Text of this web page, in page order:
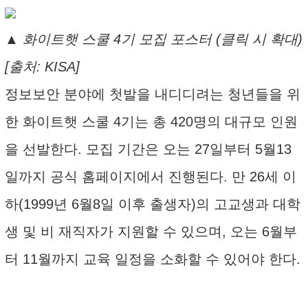
▲ 화이트햇 스쿨 4기 모집 포스터 (클릭 시 확대)
[출처: KISA]
정보보안 분야에 첫발을 내디디려는 청년들을 위
한 화이트햇 스쿨 4기는 총 420명의 대규모 인원
을 선발한다. 모집 기간은 오는 27일부터 5월13
일까지 공식 홈페이지에서 진행된다. 만 26세 이
하(1999년 6월8일 이후 출생자)의 고교생과 대학
생 및 비 재직자가 지원할 수 있으며, 오는 6월부
터 11월까지 교육 일정을 소화할 수 있어야 한다.